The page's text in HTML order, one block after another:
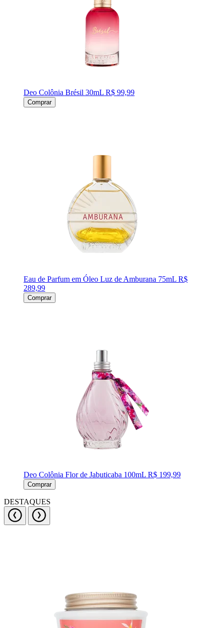
Deo Colônia Brésil 30mL R$ 99,99
Comprar
Eau de Parfum em Óleo Luz de Amburana 75mL R$
289,99
Comprar
Deo Colônia Flor de Jabuticaba 100mL R$ 199,99
Comprar
DESTAQUES